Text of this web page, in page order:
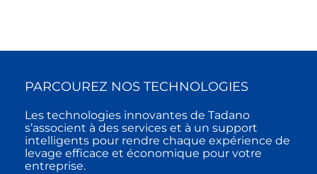
PARCOUREZ NOS TECHNOLOGIES
Les technologies innovantes de Tadano
s’associent à des services et à un support
intelligents pour rendre chaque expérience de
levage efficace et économique pour votre
entreprise.